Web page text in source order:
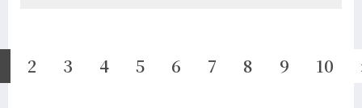
2 3 4 5 6 7 8 9 10